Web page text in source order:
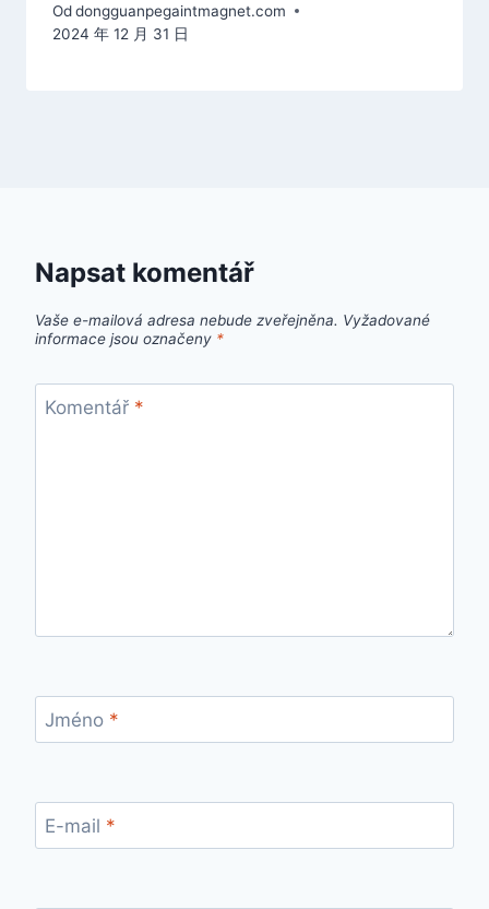
Oddongguanpegaintmagnet.com
2024 年 12 月 31 日
Napsat komentář
Vaše e-mailová adresa nebude zveřejněna. Vyžadované
informace jsou označeny *
Komentář *
Jméno *
E-mail *